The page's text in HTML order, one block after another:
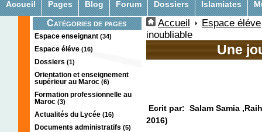
Accueil Pages Blog Forum Dossiers Islamiates
Catégories de pages
Espace enseignant (34)
Espace éléve (16)
Dossiers (1)
Orientation et enseignement
supérieur au Maroc (6)
Formation professionnelle au
Maroc (3)
Actualités du Lycée (16)
Documents administratifs (5)
Accueil
Espace éléve
inoubliable
Une
Ecrit par: Salam Samia
2016)